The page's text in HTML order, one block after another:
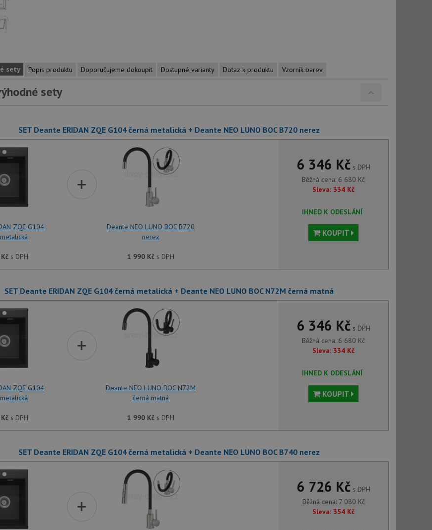
sety Popis produktu Doporučujeme dokoupit Dostupné varianty Dotaz k produktu Vzorník barev
sety
SET Deante ERIDAN ZQE G104 černá metalická + Deante NEO LUNO BOC B720 nerez
ZQE G104
Kčs DPH
+
Deante NEO LUNO BOC B720
nerez
1 990 Kč s DPH
6 346 Kčs DPH
Běžná cena: 6 680 Kč
Sleva: 334 Kč
IHNED K ODESLÁNÍ
KOUPIT
SET Deante ERIDAN ZQE G104 černá metalická + Deante NEO LUNO BOC N72M černá matná
ZQE G104
Kčs DPH
+
Deante NEO LUNO BOC N72M
černá matná
1 990 Kč s DPH
6 346 Kčs DPH
Běžná cena: 6 680 Kč
Sleva: 334 Kč
IHNED K ODESLÁNÍ
KOUPIT
SET Deante ERIDAN ZQE G104 černá metalická + Deante NEO LUNO BOC B740 nerez
+
6 726 Kčs DPH
Běžná cena: 7 080 Kč
Sleva: 354 Kč